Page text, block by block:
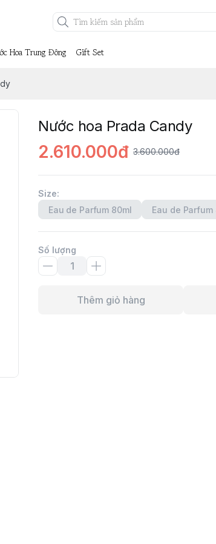
Hoa Trung Đông Gift Set
Nước hoa Prada Candy
2.610.000đ 3.600.000đ
Size:
Eau de Parfum 80ml
Eau de
Số lượng
Thêm giỏ hàng